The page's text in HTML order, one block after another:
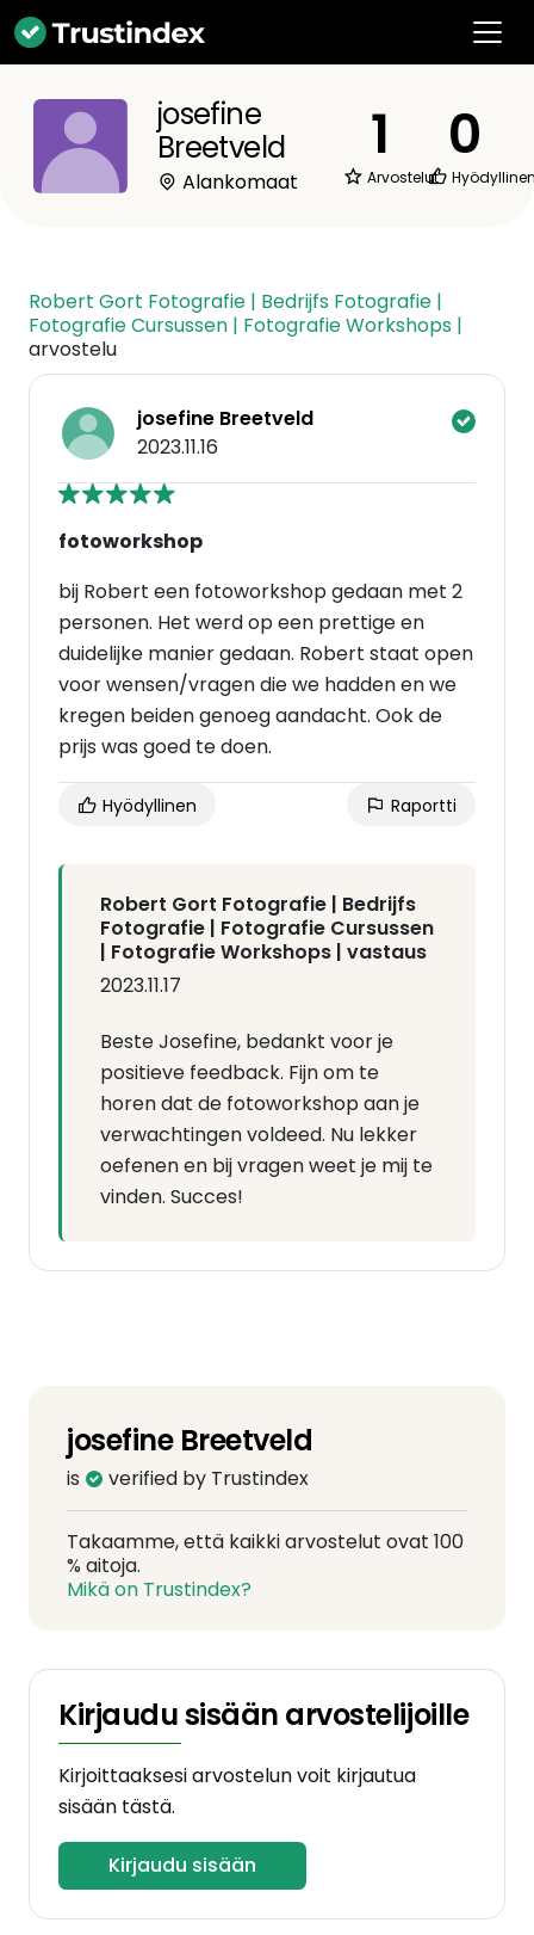
josefine
Breetveld
Alankomaat
1
Arvostelut
0
Robert Gort Fotografie | Bedrijfs Fotografie |
Fotografie Cursussen | Fotografie Workshops |
arvostelu
josefine Breetveld
2023.11.16
fotoworkshop
bij Robert een fotoworkshop gedaan met 2
personen. Het werd op een prettige en
duidelijke manier gedaan. Robert staat open
voor wensen/vragen die we hadden en we
kregen beiden genoeg aandacht. Ook de
prijs was goed te doen.
Hyödyllinen Raportti
Robert Gort Fotografie | Bedrijfs
Fotografie | Fotografie Cursussen
| Fotografie Workshops | vastaus
2023.11.17
Beste Josefine, bedankt voor je
positieve feedback. Fijn om te
horen dat de fotoworkshop aan je
verwachtingen voldeed. Nu lekker
oefenen en bij vragen weet je mij te
vinden. Succes!
josefine Breetveld
is verified by Trustindex
Takaamme, että kaikki arvostelut ovat 100
% aitoja.
Mikä on Trustindex?
Kirjaudu sisään arvostelijoille
Kirjoittaaksesi arvostelun voit kirjautua
sisään tästä.
Kirjaudu sisään